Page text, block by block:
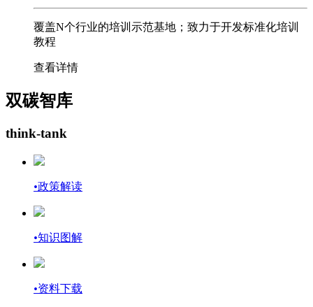
覆盖N个行业的培训示范基地；致力于开发标准化培训
教程
查看详情
双碳智库
think-tank
•政策解读
•知识图解
•资料下载